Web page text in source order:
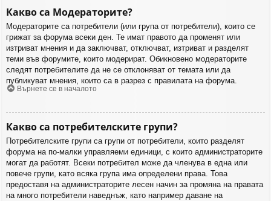
Какво са Модераторите?
Модераторите са потребители (или група от потребители), които се
грижат за форума всеки ден. Те имат правото да променят или
изтриват мнения и да заключват, отключват, изтриват и разделят
теми във форумите, които модерират. Обикновено модераторите
следят потребителите да не се отклоняват от темата или да
публикуват мнения, които са в разрез с правилата на форума.
Върнете се в началото
Какво са потребителските групи?
Потребителските групи са групи от потребители, които разделят
форума на по-малки управляеми единици, с които администраторите
могат да работят. Всеки потребител може да членува в една или
повече групи, като всяка група има определени права. Това
предоставя на администраторите лесен начин за промяна на правата
на много потребители наведнъж, като например даване на